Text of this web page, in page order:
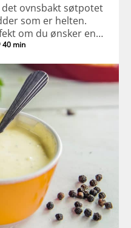
ovnsbakt søtpotet
som er helten.
om du ønsker en…
40 min